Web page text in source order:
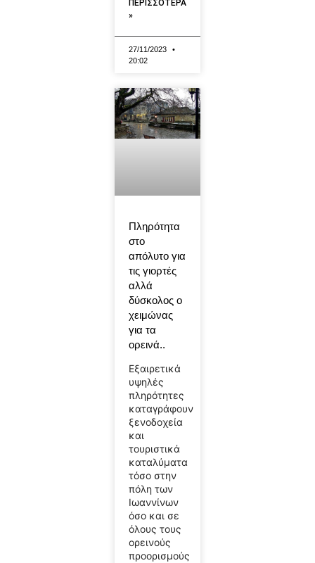
ΠΕΡΙΣΣΟΤΕΡΑ
»
27/11/2023
20:02
Πληρότητα
στο
απόλυτο για
τις γιορτές
αλλά
δύσκολος ο
χειμώνας
για τα
ορεινά..
Εξαιρετικά
υψηλές
πληρότητες
καταγράφουν
ξενοδοχεία
και
τουριστικά
καταλύματα
τόσο στην
πόλη των
Ιωαννίνων
όσο και σε
όλους τους
ορεινούς
προορισμούς